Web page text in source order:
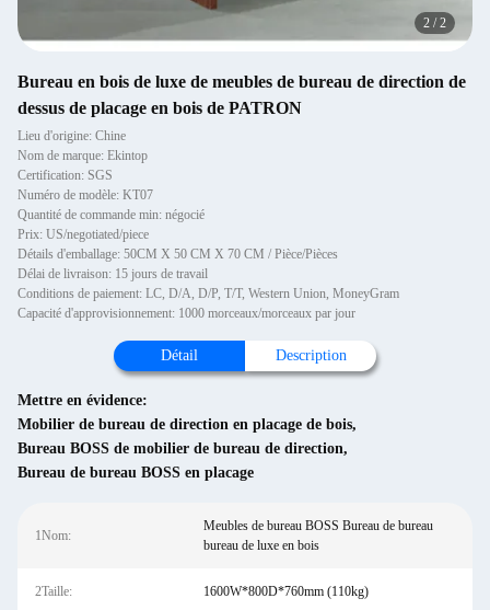
2 /2
Bureau en bois de luxe de meubles de bureau de direction de
dessus de placage en bois de PATRON
Lieu d'origine: Chine
Nom de marque: Ekintop
Certification: SGS
Numéro de modèle: KT07
Quantité de commande min: négocié
Prix: US/negotiated/piece
Détails d'emballage: 50CM X 50 CM X 70 CM / Pièce/Pièces
Délai de livraison: 15 jours de travail
Conditions de paiement: LC, D/A, D/P, T/T, Western Union, MoneyGram
Capacité d'approvisionnement: 1000 morceaux/morceaux par jour
Détail Description
Mettre en évidence:
Mobilier de bureau de direction en placage de bois,
Bureau BOSS de mobilier de bureau de direction,
Bureau de bureau BOSS en placage
1Nom:
Meubles de bureau BOSS Bureau de bureau
bureau de luxe en bois
2Taille: 1600W*800D*760mm (110kg)